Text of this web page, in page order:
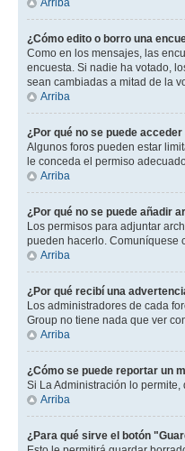
¿Cómo edito o borro una
Como en los mensajes, las
encuesta. Si nadie ha votado,
sean cambiadas a mitad de la
Arriba
¿Por qué no se puede
Algunos foros pueden estar
le conceda el permiso
Arriba
¿Por qué no se puede añadir
Los permisos para adjuntar
pueden hacerlo. Comuníquese
Arriba
¿Por qué recibí una
Los administradores de cada
Group no tiene nada que ver
Arriba
¿Cómo se puede reportar un
Si La Administración lo
Arriba
¿Para qué sirve el botón